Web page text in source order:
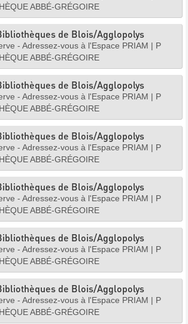
ABBÉ-GRÉGOIRE
de Blois/Agglopolys
- Adressez-vous à l'Espace PRIAM | P
ABBÉ-GRÉGOIRE
de Blois/Agglopolys
- Adressez-vous à l'Espace PRIAM | P
ABBÉ-GRÉGOIRE
de Blois/Agglopolys
- Adressez-vous à l'Espace PRIAM | P
ABBÉ-GRÉGOIRE
de Blois/Agglopolys
- Adressez-vous à l'Espace PRIAM | P
ABBÉ-GRÉGOIRE
de Blois/Agglopolys
- Adressez-vous à l'Espace PRIAM | P
ABBÉ-GRÉGOIRE
de Blois/Agglopolys
- Adressez-vous à l'Espace PRIAM | P
ABBÉ-GRÉGOIRE